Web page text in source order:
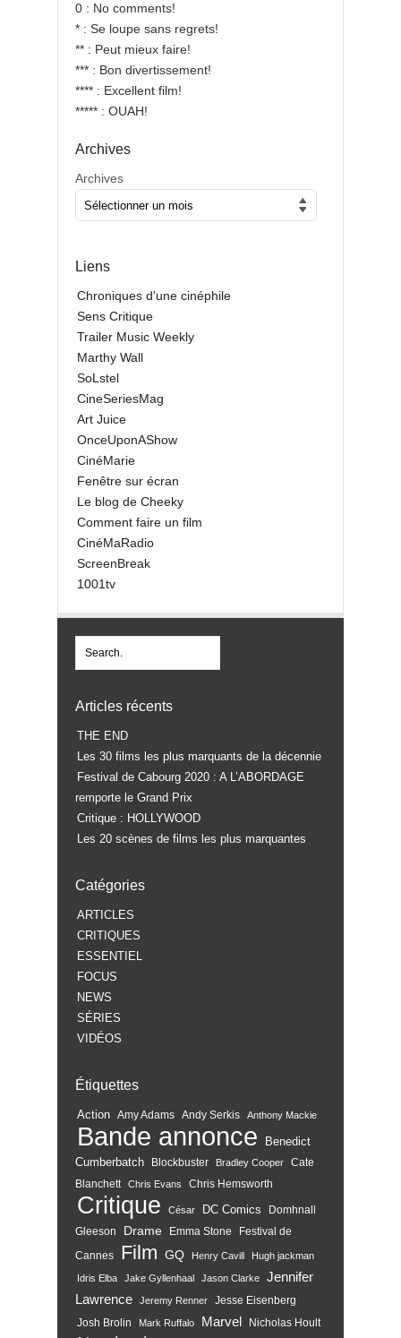
0 : No comments!
* : Se loupe sans regrets!
** : Peut mieux faire!
*** : Bon divertissement!
**** : Excellent film!
***** : OUAH!
Archives
Archives
Liens
Chroniques d'une cinéphile
Sens Critique
Trailer Music Weekly
Marthy Wall
SoLstel
CineSeriesMag
Art Juice
OnceUponAShow
CinéMarie
Fenêtre sur écran
Le blog de Cheeky
Comment faire un film
CinéMaRadio
ScreenBreak
1001tv
Articles récents
THE END
Les 30 films les plus marquants de la décennie
Festival de Cabourg 2020 : A L’ABORDAGE
remporte le Grand Prix
Critique : HOLLYWOOD
Les 20 scènes de films les plus marquantes
Catégories
ARTICLES
CRITIQUES
ESSENTIEL
FOCUS
NEWS
SÉRIES
VIDÉOS
Étiquettes
Action Amy Adams Andy Serkis Anthony Mackie
Bande annonce
Benedict
Cumberbatch
Blockbuster Bradley Cooper
Cate
Blanchett
Chris Evans Chris Hemsworth
Critique César DC Comics
Domhnall
Gleeson
Drame Emma Stone
Festival de
Cannes
Film GQ Henry Cavill Hugh jackman
Idris Elba Jake Gyllenhaal Jason Clarke
Jennifer
Lawrence
Jeremy Renner
Jesse Eisenberg
Josh Brolin
Mark Ruffalo Marvel Nicholas Hoult